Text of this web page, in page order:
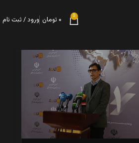
0 ۰ تومان ورود / ثبت نام